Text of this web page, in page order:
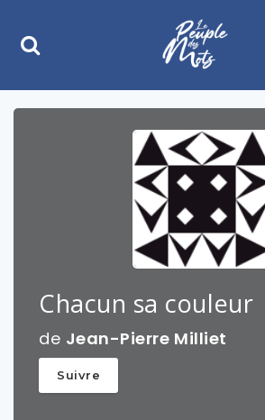
Chacun sa couleur
de Jean-Pierre Milliet
Suivre